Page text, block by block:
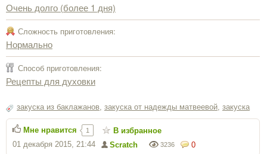
Очень долго (более 1 дня)
Сложность приготовления:
Нормально
Способ приготовления:
Рецепты для духовки
закуска из баклажанов, закуска от надежды матвеевой, закуска
0
3236
Scratch
01 декабря 2015, 21:44
Мне нравится 1 В избранное